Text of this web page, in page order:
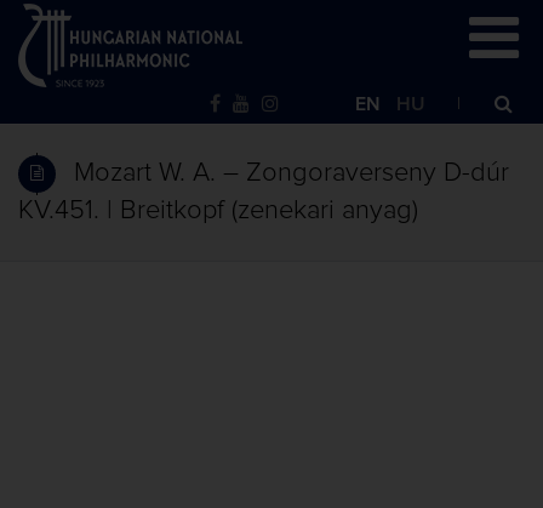
EN HU
Mozart W. A. – Zongoraverseny D-dúr
KV.451. | Breitkopf (zenekari anyag)